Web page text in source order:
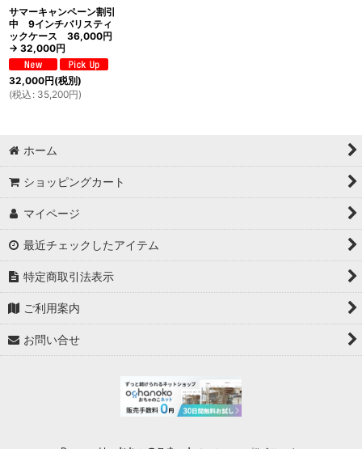
サマーキャンペーン割引
中 9インチバリスティ
ックケース 36,000円
→ 32,000円
32,000円(税別)
(税込 : 35,200円)
ホーム
ショッピングカート
マイページ
最近チェックしたアイテム
特定商取引法表示
ご利用案内
お問い合せ